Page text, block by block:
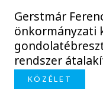
Gerstmár
önkormányzati
rendszer
KÖZÉLET